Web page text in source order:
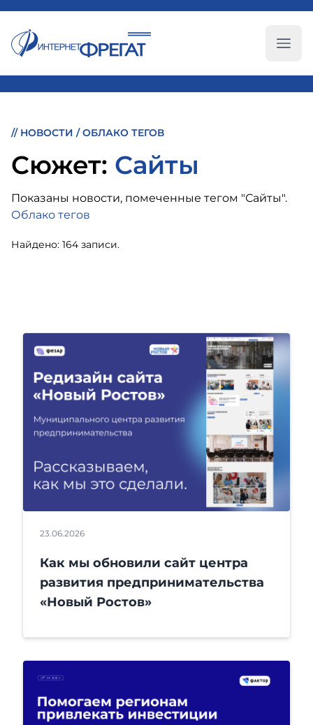
// НОВОСТИ /ОБЛАКО ТЕГОВ
Cюжет: Сайты
Показаны новости, помеченные тегом "Сайты".
Облако тегов
Найдено: 164 записи.
23.06.2026
Как мы обновили сайт центра
развития предпринимательства
«Новый Ростов»